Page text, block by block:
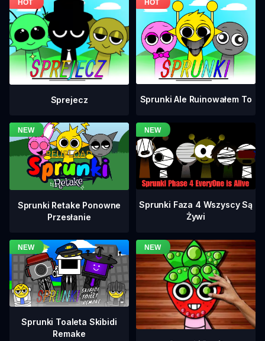
Sprejecz Sprunki Ale Ruinowałem To
Sprunki Retake Ponowne
Przesłanie
Sprunki Faza 4 Wszyscy Są
Żywi
Sprunki Toaleta Skibidi
Remake